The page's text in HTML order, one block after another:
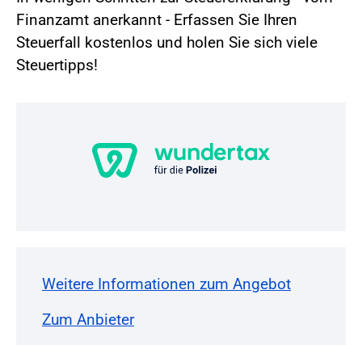
Finanzamt anerkannt - Erfassen Sie Ihren
Steuerfall kostenlos und holen Sie sich viele
Steuertipps!
Weitere Informationen zum Angebot
Zum Anbieter